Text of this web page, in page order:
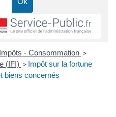
- Consommation >
(IFI) > Impôt sur la fortune
biens concernés